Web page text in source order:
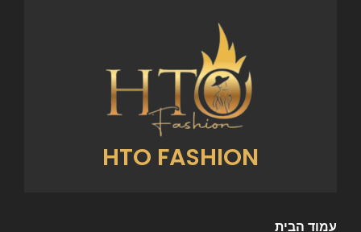
HTO FASHION
עמוד הבית